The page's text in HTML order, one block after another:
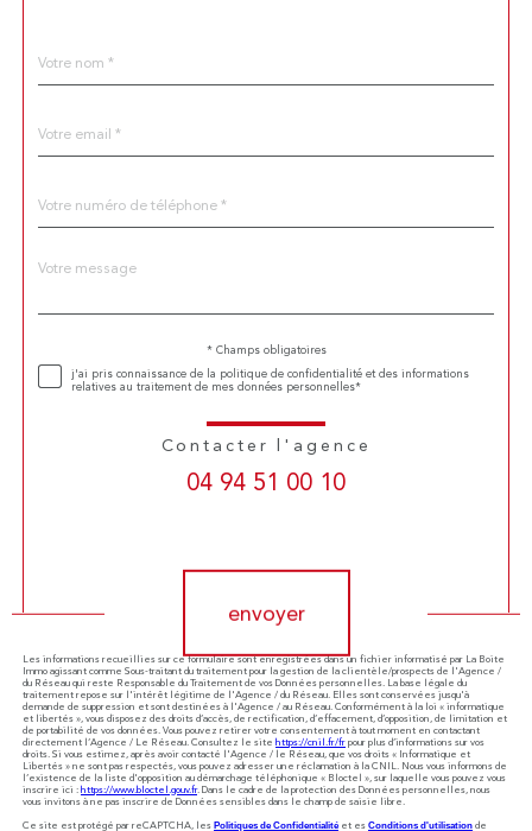
par
*
*
*
Fieldset
Message
*
* Champs obligatoires
j'ai pris connaissance de la politique de confidentialité et des informations
relatives au traitement de mes données personnelles*
Contacter l'agence
04 94 51 00 10
envoyer
Les informations recueillies sur ce formulaire sont enregistrées dans un fichier informatisé par La Boite
Immo agissant comme Sous-traitant du traitement pour la gestion de la clientèle/prospects de l'Agence /
du Réseau qui reste Responsable du Traitement de vos Données personnelles. La base légale du
traitement repose sur l'intérêt légitime de l'Agence / du Réseau. Elles sont conservées jusqu'à
demande de suppression et sont destinées à l'Agence / au Réseau. Conformément à la loi « informatique
et libertés », vous disposez des droits d’accès, de rectification, d’effacement, d’opposition, de limitation et
de portabilité de vos données. Vous pouvez retirer votre consentement à tout moment en contactant
directement l’Agence / Le Réseau. Consultez le site https://cnil.fr/fr pour plus d’informations sur vos
droits. Si vous estimez, après avoir contacté l'Agence / le Réseau, que vos droits « Informatique et
Libertés » ne sont pas respectés, vous pouvez adresser une réclamation à la CNIL. Nous vous informons de
l’existence de la liste d'opposition au démarchage téléphonique « Bloctel », sur laquelle vous pouvez vous
inscrire ici : https://www.bloctel.gouv.fr. Dans le cadre de la protection des Données personnelles, nous
vous invitons à ne pas inscrire de Données sensibles dans le champ de saisie libre.
Ce site est protégé par reCAPTCHA, les Politiques de Confidentialitéet es Conditions d'utilisation de